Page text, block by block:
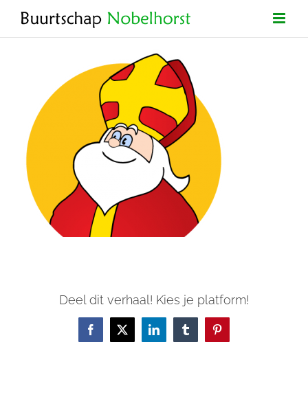
Deel dit verhaal! Kies je platform!
Facebook
X LinkedInTumblrPinterest